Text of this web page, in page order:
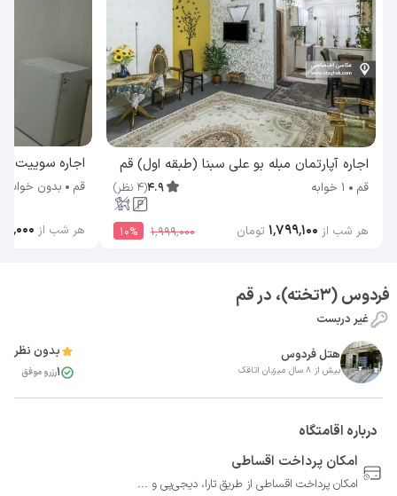
اجاره آپارتمان مبله بو علی سبنا (طبقه اول) قم
قم 1 خوابه 4.9
(
4 نظر)
۱٬۹۹۹٬۰۰۰ 10% هر شب از ۱٬۷۹۹٬۱۰۰ تومان
اجاره سوییت روح
قم بدون خواب
هر شب از
فردوس (3تخته)، در قم
غیر دربست
هتل فردوس
بیش از 8 سال میزبان اتاقک
بدون نظر
1رزرو موفق
درباره اقامتگاه
امکان پرداخت اقساطی
امکان پرداخت اقساطی از طریق تارا، دیجی‌پی و ...